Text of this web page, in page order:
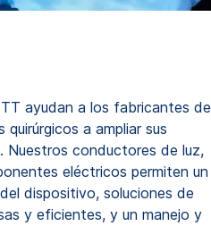
ayudan a los fabricantes de
a ampliar sus
Nuestros conductores de luz,
eléctricos permiten un
dispositivo, soluciones de
y eficientes, y un manejo y